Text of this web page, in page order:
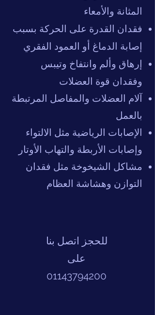
المثانة والأمعاء
فقدان القدرة على الحركة بسبب
إصابة الدماغ أو العمود الفقري
إرهاق وألم وانتفاخ وتيبس
وفقدان قوة العضلات
آلام العضلات والمفاصل المرتبطة
بالعمل
الإصابات الرياضية مثل الالتواء
وإصابات الأربطة والتهاب الأوتار
مشاكل الشيخوخة مثل فقدان
التوازن وهشاشة العظام
للحجز اتصل بنا
على
01143794200